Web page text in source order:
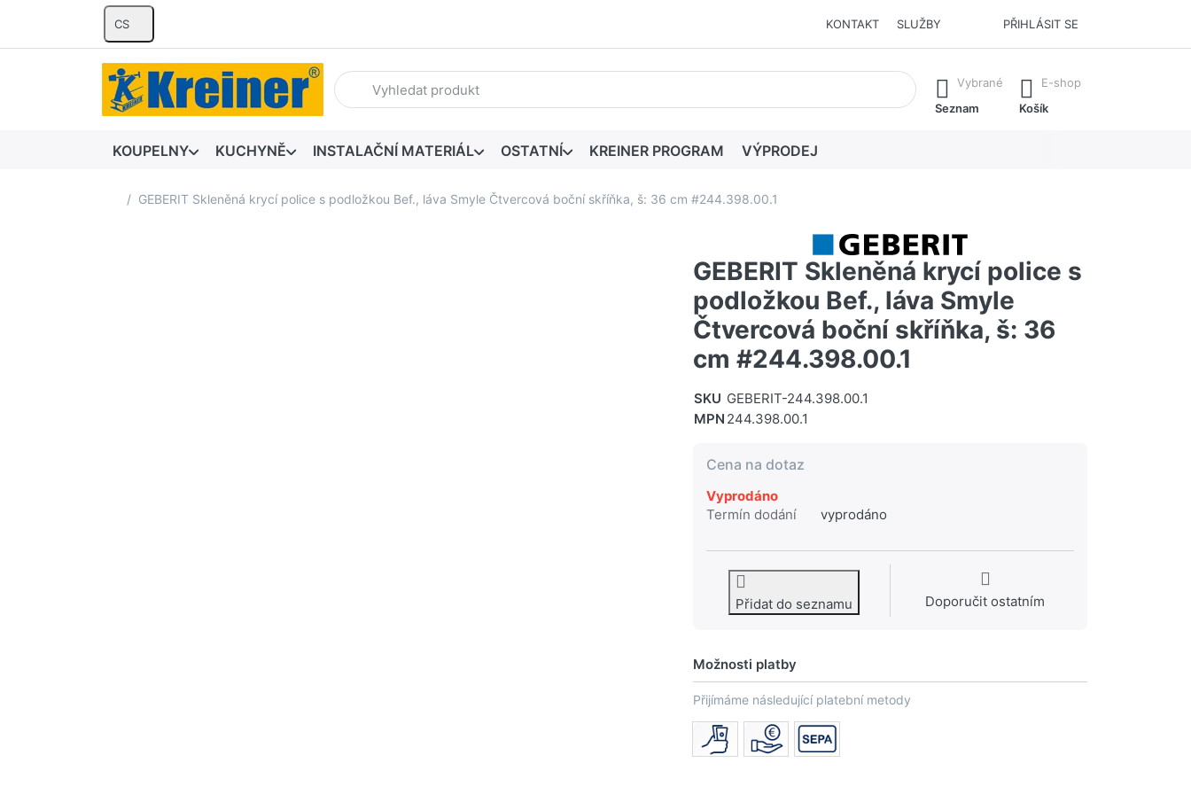
CS KONTAKT SLUŽBY PŘIHLÁSIT SE
Zadejte hledaný výraz. První výsledky se zobrazí automaticky při zadávání. Stisknutím klávesy Enter vyvoláte všechny výsledky.
Vybrané
Seznam
E-shop
Košík
KOUPELNY KUCHYNĚ INSTALAČNÍ MATERIÁL OSTATNÍ KREINER PROGRAM VÝPRODEJ
Domovská stránka
GEBERIT Skleněná krycí police s podložkou Bef., láva Smyle Čtvercová boční skříňka, š: 36 cm #244.398.00.1
GEBERIT Skleněná krycí police s
podložkou Bef., láva Smyle
Čtvercová boční skříňka, š: 36
cm #244.398.00.1
SKU GEBERIT-244.398.00.1
MPN 244.398.00.1
Cena na dotaz
Vyprodáno
Termín dodání
vyprodáno
Přidat do seznamu Doporučit ostatním
Možnosti platby
Přijímáme následující platební metody